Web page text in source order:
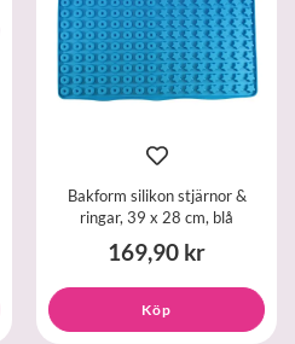
Bakform silikon stjärnor &
ringar, 39 x 28 cm, blå
169,90 kr
Köp